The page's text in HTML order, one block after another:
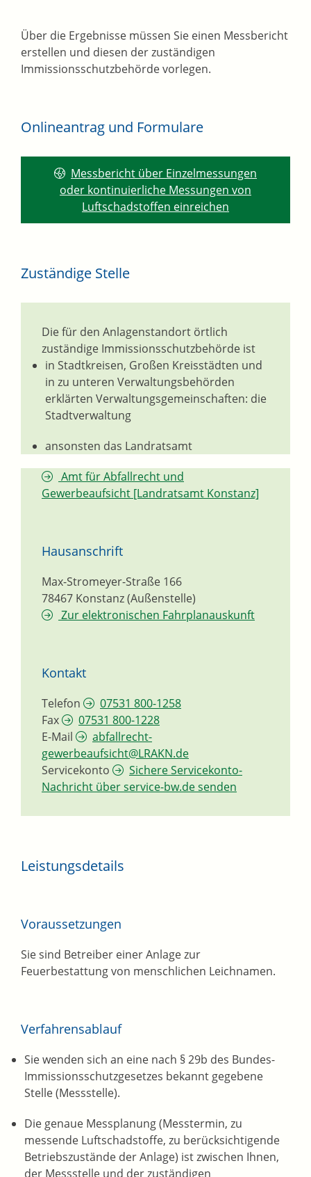
Über die Ergebnisse müssen Sie einen Messbericht
erstellen und diesen der zuständigen
Immissionsschutzbehörde vorlegen.
Onlineantrag und Formulare
Messbericht über Einzelmessungen
oder kontinuierliche Messungen von
Luftschadstoffen einreichen
Zuständige Stelle
Die für den Anlagenstandort örtlich
zuständige Immissionsschutzbehörde ist
in Stadtkreisen, Großen Kreisstädten und
in zu unteren Verwaltungsbehörden
erklärten Verwaltungsgemeinschaften: die
Stadtverwaltung
ansonsten das Landratsamt
Amt für Abfallrecht und
Gewerbeaufsicht [Landratsamt Konstanz]
Hausanschrift
Max-Stromeyer-Straße 166
78467 Konstanz (Außenstelle)
Zur elektronischen Fahrplanauskunft
Kontakt
Telefon
07531 800-1258
Fax
07531 800-1228
E-Mail
abfallrecht-
gewerbeaufsicht@LRAKN.de
Servicekonto
Sichere Servicekonto-
Nachricht über service-bw.de senden
Leistungsdetails
Voraussetzungen
Sie sind Betreiber einer Anlage zur
Feuerbestattung von menschlichen Leichnamen.
Verfahrensablauf
Sie wenden sich an eine nach § 29b des Bundes-
Immissionsschutzgesetzes bekannt gegebene
Stelle (Messstelle).
Die genaue Messplanung (Messtermin, zu
messende Luftschadstoffe, zu berücksichtigende
Betriebszustände der Anlage) ist zwischen Ihnen,
der Messstelle und der zuständigen